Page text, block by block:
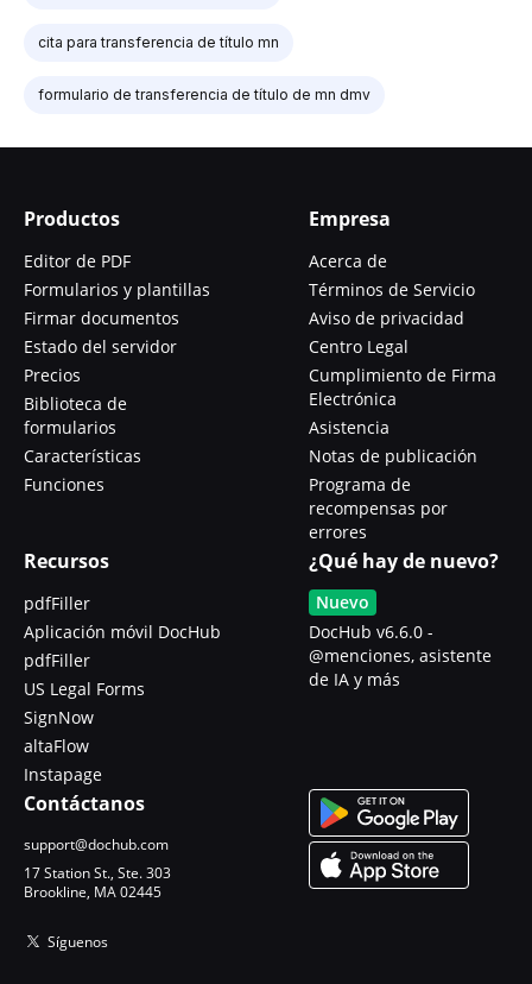
cita para transferencia de título mn
formulario de transferencia de título de mn dmv
Productos
Editor de PDF
Formularios y plantillas
Firmar documentos
Estado del servidor
Precios
Biblioteca de
formularios
Características
Funciones
Empresa
Acerca de
Términos de Servicio
Aviso de privacidad
Centro Legal
Cumplimiento de Firma
Electrónica
Asistencia
Notas de publicación
Programa de
recompensas por
errores
Recursos
pdfFiller
Aplicación móvil DocHub
pdfFiller
US Legal Forms
SignNow
altaFlow
Instapage
¿Qué hay de nuevo?
Nuevo
DocHub v6.6.0 -
@menciones, asistente
de IA y más
Contáctanos
support@dochub.com
17 Station St., Ste. 303
Brookline, MA 02445
Síguenos